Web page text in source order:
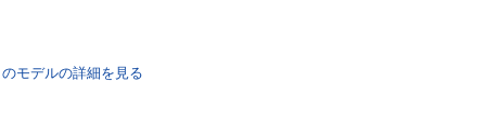
のモデルの詳細を 見る